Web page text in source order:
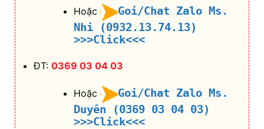
Hoặc
Goi/Chat Zalo Ms.
Nhi (0932.13.74.13)
>>>Click<<<
ĐT: 0369 03 04 03
Hoặc
Goi/Chat Zalo Ms.
Duyên (0369 03 04 03)
>>>Click<<<